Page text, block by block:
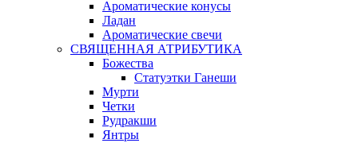
Ароматические конусы
Ладан
Ароматические свечи
СВЯЩЕННАЯ АТРИБУТИКА
Божества
Статуэтки Ганеши
Мурти
Четки
Рудракши
Янтры